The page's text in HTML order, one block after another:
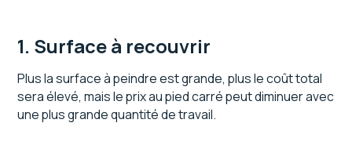
1. Surface à recouvrir
Plus la surface à peindre est grande, plus le coût total
sera élevé, mais le prix au pied carré peut diminuer avec
une plus grande quantité de travail.